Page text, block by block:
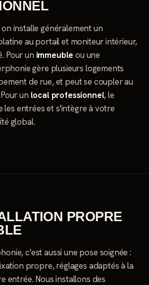
on installe généralement un
au portail et moniteur intérieur,
Pour un immeuble ou une
gère plusieurs logements
de rue, et peut se coupler au
un local professionnel, le
entrées et s'intègre à votre
global.
PROPRE
c'est aussi une pose soignée :
propre, réglages adaptés à la
entrée. Nous installons des